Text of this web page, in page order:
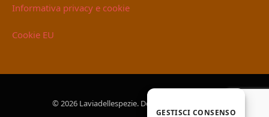
Informativa privacy e cookie
Cookie EU
© 2026 Laviadellespezie. Designed by
GESTISCI CONSENSO